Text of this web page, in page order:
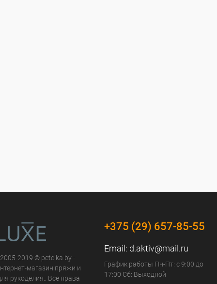
2019 © petelka.by -
магазин пряжи и
рукоделия.. Все права
+375 (29) 657-85-55
Email: d.aktiv@mail.ru
График работы Пн-Пт: с 9:00 до
17:00 Сб: Выходной